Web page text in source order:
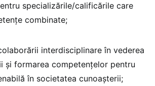
specializările/calificările care
combinate;
interdisciplinare în vederea
şi formarea competenţelor pentru
în societatea cunoaşterii;